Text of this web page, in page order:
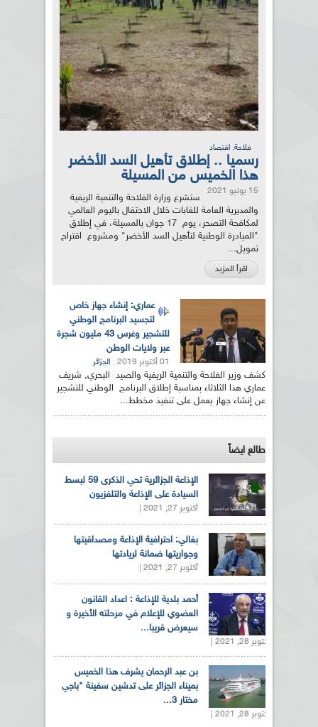
فلاحة, اقتصاد
رسميا .. إطلاق تأهيل السد الأخضر
هذا الخميس من المسيلة
15 يونيو 2021
ستشرع وزارة الفلاحة والتنمية الريفية
والمديرية العامة للغابات خلال الاحتفال باليوم العالمي
لمكافحة التصحر، يوم 17 جوان بالمسيلة، في إطلاق
"المبادرة الوطنية لتأهيل السد الأخضر" ومشروع اقتراح
تمويل...
اقرأ المزيد
عماري: إنشاء جهاز خاص
لتجسيد البرنامج الوطني
للتشجير وغرس 43 مليون شجرة
عبر ولايات الوطن
01 أكتوبر 2019 الجزائر
كشف وزير الفلاحة والتنمية الريفية والصيد البحري, شريف
عماري هذا الثلاثاء بمناسبة إطلاق البرنامج الوطني للتشجير
عن إنشاء جهاز يعمل على تنفيذ مخطط...
طالع ايضاً
الإذاعة الجزائرية تحي الذكرى 59 لبسط
السيادة على الإذاعة والتلفزيون
أكتوبر 27, 2021 |
بغالي: احترافية الإذاعة ومصداقيتها
وجواريتها ضمانة لريادتها
أكتوبر 27, 2021 |
أحمد بلدية للإذاعة : اعداد القانون
العضوي للإعلام في مرحلته الأخيرة و
سيعرض قريبا...
أكتوبر 28, 2021 |
بن عبد الرحمان يشرف هذا الخميس
بميناء الجزائر على تدشين سفينة "باجي
مختار 3...
أكتوبر 28, 2021 |